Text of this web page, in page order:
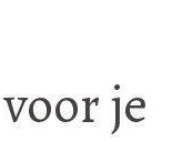
je